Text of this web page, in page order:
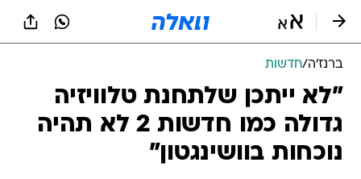
ברנז'ה/חדשות
"לא ייתכן שלתחנת טלוויזיה
גדולה כמו חדשות 2 לא תהיה
נוכחות בוושינגטון"